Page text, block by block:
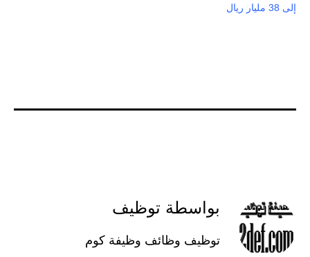
إلى 38 مليار ريال
بواسطة توظيف
توظيف وظائف وظيفة كوم